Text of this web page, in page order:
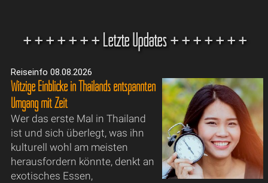
+ + + + + + + Letzte Updates + + + + + + +
Reiseinfo 08.08.2026
Witzige Einblicke in Thailands entspannten
Umgang mit Zeit
Wer das erste Mal in Thailand
ist und sich überlegt, was ihn
kulturell wohl am meisten
herausfordern könnte, denkt an
exotisches Essen,